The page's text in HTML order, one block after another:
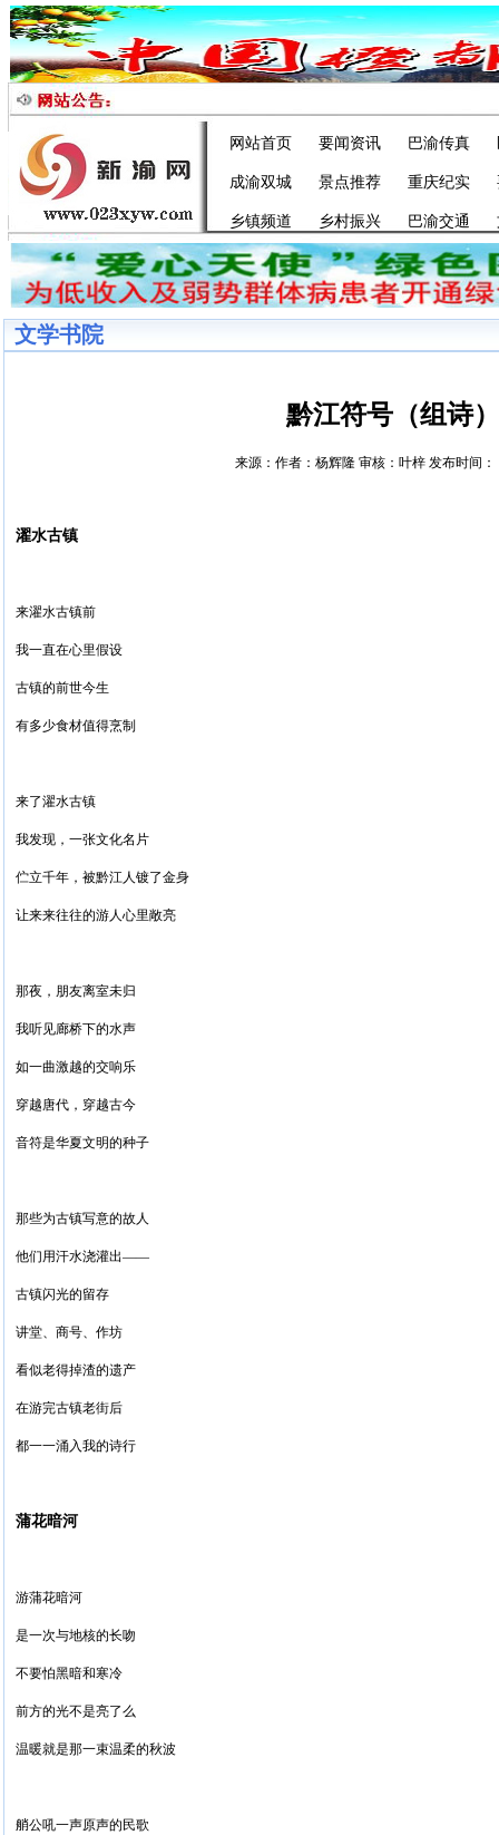
网站首页 要闻资讯 巴渝传真
成渝双城 景点推荐 重庆纪实
乡镇频道 乡村振兴 巴渝交通
文学书院
黔江符号（组诗）
来源：作者：杨辉隆 审核：叶梓 发布时间：
濯水古镇
来濯水古镇前
我一直在心里假设
古镇的前世今生
有多少食材值得烹制
来了濯水古镇
我发现，一张文化名片
伫立千年，被黔江人镀了金身
让来来往往的游人心里敞亮
那夜，朋友离室未归
我听见廊桥下的水声
如一曲激越的交响乐
穿越唐代，穿越古今
音符是华夏文明的种子
那些为古镇写意的故人
他们用汗水浇灌出——
古镇闪光的留存
讲堂、商号、作坊
看似老得掉渣的遗产
在游完古镇老街后
都一一涌入我的诗行
蒲花暗河
游蒲花暗河
是一次与地核的长吻
不要怕黑暗和寒冷
前方的光不是亮了么
温暖就是那一束温柔的秋波
艄公吼一声原声的民歌